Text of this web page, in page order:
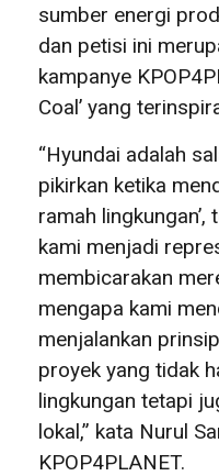
sumber energi
dan petisi ini
kampanye
Coal’ yang
“Hyundai adalah
pikirkan ketika
ramah
kami menjadi
membicarakan
mengapa kami
menjalankan
proyek yang tidak
lingkungan tetapi
lokal,” kata Nurul
KPOP4PLANET.